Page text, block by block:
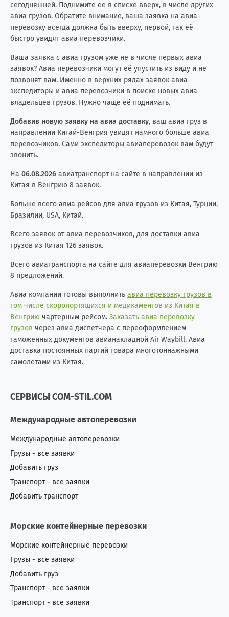
сегодняшней. Поднимите её в списке вверх, в числе других
авиа грузов. Обратите внимание, ваша заявка на авиа-
перевозку всегда должна быть вверху, первой, так её
быстро увидят авиа перевозчики.
Ваша заявка с авиа грузом уже не в числе первых авиа
заявок? Авиа перевозчики могут её упустить из виду и не
позвонят вам. Именно в верхних рядах заявок авиа
экспедиторы и авиа перевозчики в поиске новых авиа
владельцев грузов. Нужно чаще её поднимать.
Добавив новую заявку на авиа доставку, ваш авиа груз в
направлении Китай-Венгрия увидят намного больше авиа
перевозчиков. Сами экспедиторы авиаперевозок вам будут
звонить.
На 06.08.2026 авиатранспорт на сайте в направлении из
Китая в Венгрию 8 заявок.
Больше всего авиа рейсов для авиа грузов из Китая, Турции,
Бразилии, USA, Китай.
Всего заявок от авиа перевозчиков, для доставки авиа
грузов из Китая 126 заявок.
Всего авиатранспорта на сайте для авиаперевозки Венгрию
8 предложений.
Авиа компании готовы выполнить авиа перевозку грузов в
том числе скоропортящихся и медикаментов из Китая в
Венгрию чартерным рейсом. Заказать авиа перевозку
грузов через авиа диспетчера с переоформлением
таможенных документов авианакладной Air Waybill. Авиа
доставка постоянных партий товара многотоннажными
самолётами из Китая.
СЕРВИСЫ COM-STIL.COM
Международные автоперевозки
Международные автоперевозки
Грузы - все заявки
Добавить груз
Транспорт - все заявки
Добавить транспорт
Морские контейнерные перевозки
Морские контейнерные перевозки
Грузы - все заявки
Добавить груз
Транспорт - все заявки
Транспорт - все заявки